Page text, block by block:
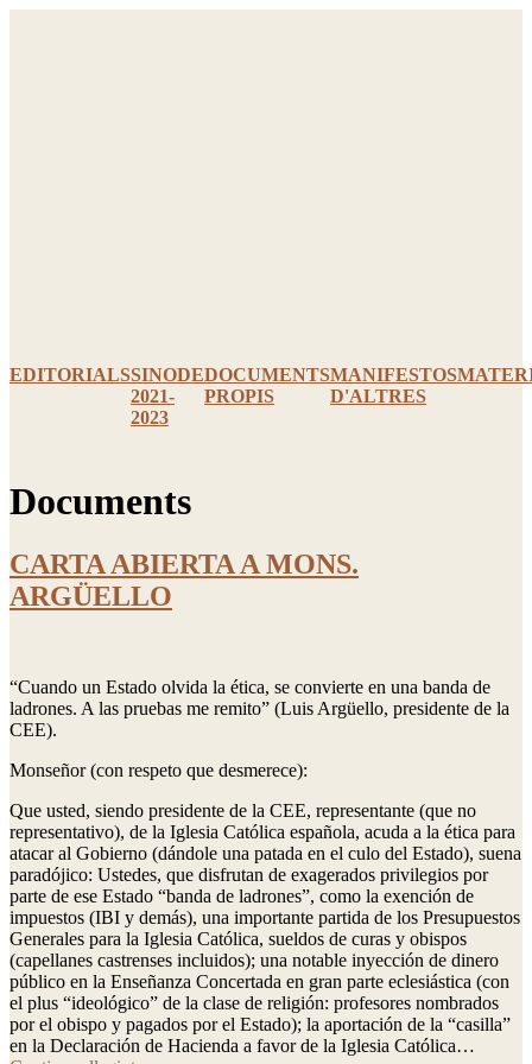
EDITORIALSSINODE
2021-
2023
DOCUMENTS
PROPIS
MANIFESTOS
D'ALTRES
Documents
CARTA ABIERTA A MONS.
ARGÜELLO
“Cuando un Estado olvida la ética, se convierte en una banda de
ladrones. A las pruebas me remito” (Luis Argüello, presidente de la
CEE).
Monseñor (con respeto que desmerece):
Que usted, siendo presidente de la CEE, representante (que no
representativo), de la Iglesia Católica española, acuda a la ética para
atacar al Gobierno (dándole una patada en el culo del Estado), suena
paradójico: Ustedes, que disfrutan de exagerados privilegios por
parte de ese Estado “banda de ladrones”, como la exención de
impuestos (IBI y demás), una importante partida de los Presupuestos
Generales para la Iglesia Católica, sueldos de curas y obispos
(capellanes castrenses incluidos); una notable inyección de dinero
público en la Enseñanza Concertada en gran parte eclesiástica (con
el plus “ideológico” de la clase de religión: profesores nombrados
por el obispo y pagados por el Estado); la aportación de la “casilla”
en la Declaración de Hacienda a favor de la Iglesia Católica…